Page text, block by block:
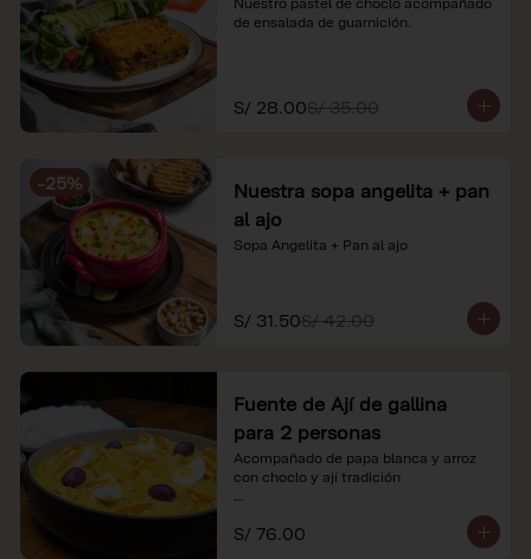
de ensalada de guarnición.
S/ 28.00S/ 35.00
-25%
Nuestra sopa angelita + pan
al ajo
Sopa Angelita + Pan al ajo
S/ 31.50S/ 42.00
Fuente de Ají de gallina
para 2 personas
Acompañado de papa blanca y arroz
con choclo y ají tradición
*Nuestros precios están expresados en
soles e incluyen impuestos de ley y
S/ 76.00